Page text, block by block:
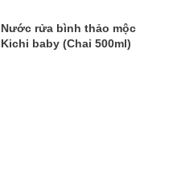
Nước rửa bình thảo mộc
Kichi baby (Chai 500ml)